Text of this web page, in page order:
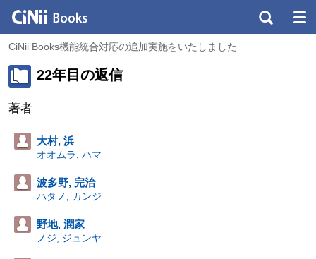
CiNii Books機能統合対応の追加実施をいたしました
22年目の返信
著者
大村, 浜
オオムラ, ハマ
波多野, 完治
ハタノ, カンジ
野地, 潤家
ノジ, ジュンヤ